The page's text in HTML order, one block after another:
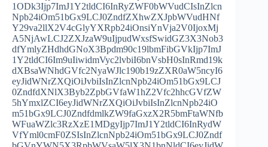
1ODk3Ijp7ImJ1Y2tldCI6InRyZWF0bWVudCIsInZlcn
Npb24iOm51bGx9LCJ0ZndfZXhwZXJpbWVudHNf
Y29va2llX2V4cGlyYXRpb24iOnsiYnVja2V0IjoxMj
A5NjAwLCJ2ZXJzaW9uIjpudWxsfSwidGZ3X3Nob3
dfYmlyZHdhdGNoX3Bpdm90c19lbmFibGVkIjp7ImJ
1Y2tldCI6Im9uIiwidmVyc2lvbiI6bnVsbH0sInRmd19k
dXBsaWNhdGVfc2NyaWJlc190b19zZXR0aW5ncyI6
eyJidWNrZXQiOiJvbiIsInZlcnNpb24iOm51bGx9LCJ
0ZndfdXNlX3Byb2ZpbGVfaW1hZ2Vfc2hhcGVfZW
5hYmxlZCI6eyJidWNrZXQiOiJvbiIsInZlcnNpb24iO
m51bGx9LCJ0ZndfdmlkZW9faGxzX2R5bmFtaWNfb
WFuaWZlc3RzXzE1MDgyIjp7ImJ1Y2tldCI6InRydW
VfYml0cmF0ZSIsInZlcnNpb24iOm51bGx9LCJ0Zndf